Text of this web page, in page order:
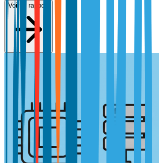
Voir le rapport